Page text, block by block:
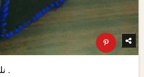
نلصقها على الغلاف .